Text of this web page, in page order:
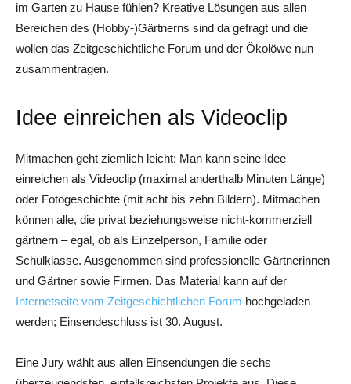
im Garten zu Hause fühlen? Kreative Lösungen aus allen
Bereichen des (Hobby-)Gärtnerns sind da gefragt und die
wollen das Zeitgeschichtliche Forum und der Ökolöwe nun
zusammentragen.
Idee einreichen als Videoclip
Mitmachen geht ziemlich leicht: Man kann seine Idee
einreichen als Videoclip (maximal anderthalb Minuten Länge)
oder Fotogeschichte (mit acht bis zehn Bildern). Mitmachen
können alle, die privat beziehungsweise nicht-kommerziell
gärtnern – egal, ob als Einzelperson, Familie oder
Schulklasse. Ausgenommen sind professionelle Gärtnerinnen
und Gärtner sowie Firmen. Das Material kann auf der
Internetseite vom Zeitgeschichtlichen Forum hochgeladen
werden; Einsendeschluss ist 30. August.
Eine Jury wählt aus allen Einsendungen die sechs